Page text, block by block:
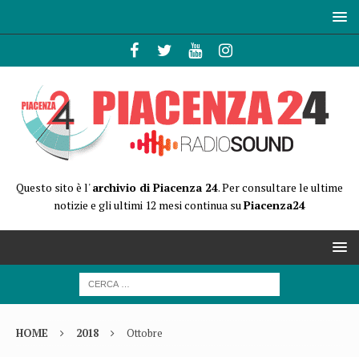
Questo sito è l'archivio di Piacenza 24. Per consultare le ultime
notizie e gli ultimi 12 mesi continua suPiacenza24
HOME 2018 Ottobre